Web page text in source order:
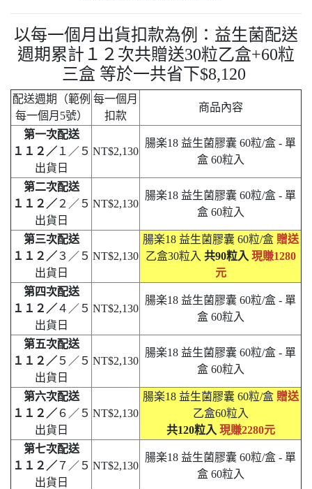
以每一個月出貨扣款為例：益生菌配送
週期累計１２次共贈送30粒乙盒+60粒
三盒 等於一共省下$8,120
配送週期（範例
每一個月5號）
每一個月
扣款
商品內容
第一次配送
１１２／ １／５
出貨日
NT$2,130
腸楽18 益生菌膠囊 60粒/盒 - 單
盒 60粒入
第二次配送
１１２／ ２／５
出貨日
NT$2,130
腸楽18 益生菌膠囊 60粒/盒 - 單
盒 60粒入
第三次配送
１１２／ ３／５
出貨日
NT$2,130
腸楽18 益生菌膠囊 60粒/盒 贈送
乙盒30粒入 共90粒入 現賺1280
元
第四次配送
１１２／ ４／５
出貨日
NT$2,130
腸楽18 益生菌膠囊 60粒/盒 - 單
盒 60粒入
第五次配送
１１２／ ５／５
出貨日
NT$2,130
腸楽18 益生菌膠囊 60粒/盒 - 單
盒 60粒入
第六次配送
１１２／ ６／５
出貨日
NT$2,130
腸楽18 益生菌膠囊 60粒/盒 贈送
乙盒60粒入
共120粒入 現賺2280元
第七次配送
１１２／ ７／５
出貨日
NT$2,130
腸楽18 益生菌膠囊 60粒/盒 - 單
盒 60粒入